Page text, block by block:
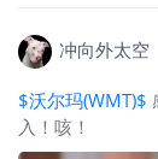
冲向外太空
$沃尔玛(WMT)$
入！咳！